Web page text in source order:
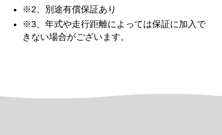
※2、別途有償保証あり
※3、年式や走行距離によっては保証に加入で
きない場合がございます。